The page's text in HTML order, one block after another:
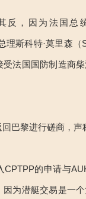
反，因为法国总
理斯科特·莫里森（
受法国国防制造商
巴黎进行磋商，声
CPTPP的申请与
为潜艇交易是一